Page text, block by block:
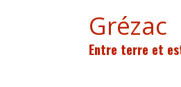
Grézac
Entre terre et